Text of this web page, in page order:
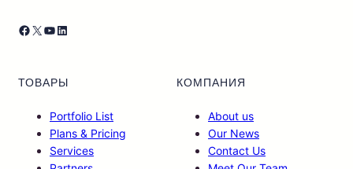
Facebook X YouTube LinkedIn
ТОВАРЫ
Portfolio List
Plans & Pricing
Services
КОМПАНИЯ
About us
Our News
Contact Us